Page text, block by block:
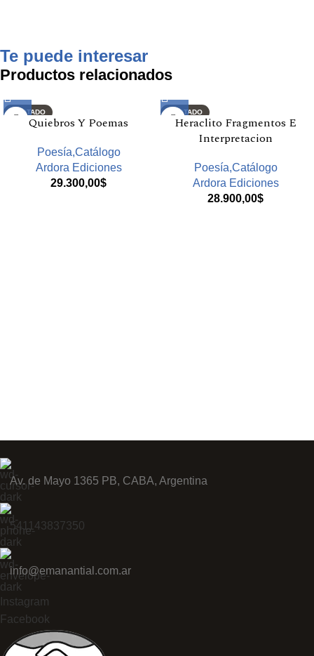
Te puede interesar
Productos relacionados
AGOTADO
Quiebros Y Poemas
Poesía,Catálogo
Ardora Ediciones
29.300,00$
AGOTADO
Heraclito Fragmentos E
Interpretacion
Poesía,Catálogo
Ardora Ediciones
28.900,00$
Av. de Mayo 1365 PB, CABA, Argentina
541143837350
info@emanantial.com.ar
Instagram
Facebook